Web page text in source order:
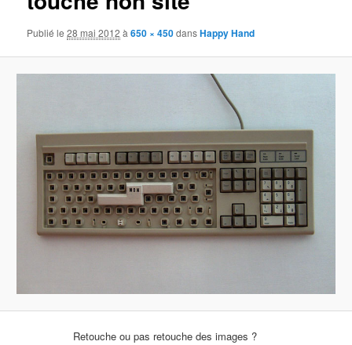
Publié le28 mai 2012 à650 × 450dansHappy Hand
Retouche ou pas retouche des images ?